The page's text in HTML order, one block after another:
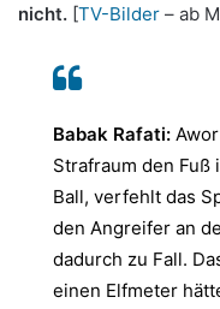
nicht. [TV-Bilder – ab
Babak Rafati:
Strafraum den Fuß
Ball, verfehlt das
den Angreifer an
dadurch zu Fall.
einen Elfmeter